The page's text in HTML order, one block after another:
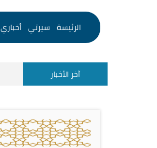
الرئيسة سيرتي أخباري
آخر الأخبار